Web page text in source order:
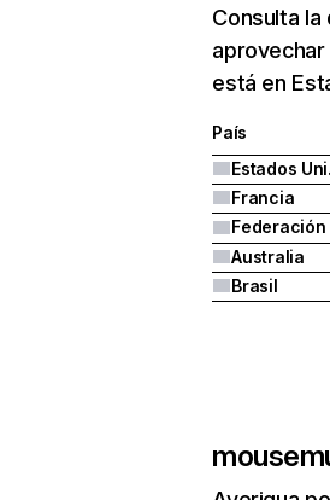
Consulta
está en
País
Francia
Australia
Brasil